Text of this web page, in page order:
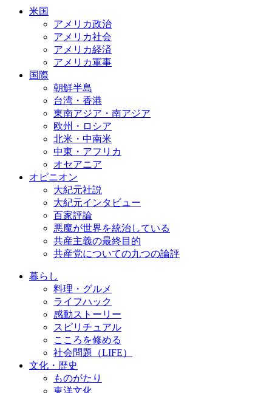
米国
アメリカ政治
アメリカ社会
アメリカ経済
アメリカ軍事
国際
朝鮮半島
台湾・香港
東南アジア・南アジア
欧州・ロシア
北米・中南米
中東・アフリカ
オセアニア
オピニオン
大紀元社説
大紀元インタビュー
百家評論
悪魔が世界を統治している
共産主義の最終目的
共産党についての九つの論評
暮らし
料理・グルメ
ライフハック
感動ストーリー
スピリチュアル
こころを修める
社会問題（LIFE）
文化・歴史
ものがたり